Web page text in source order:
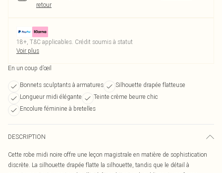
retour
18+, T&C applicables. Crédit soumis à statut
Voir plus
En un coup d’œil
Bonnets sculptants à armatures
Silhouette drapée flatteuse
Longueur midi élégante
Teinte crème beurre chic
Encolure féminine à bretelles
DESCRIPTION
Cette robe midi noire offre une leçon magistrale en matière de sophistication
discrète. La silhouette drapée flatte la silhouette, tandis que le détail à